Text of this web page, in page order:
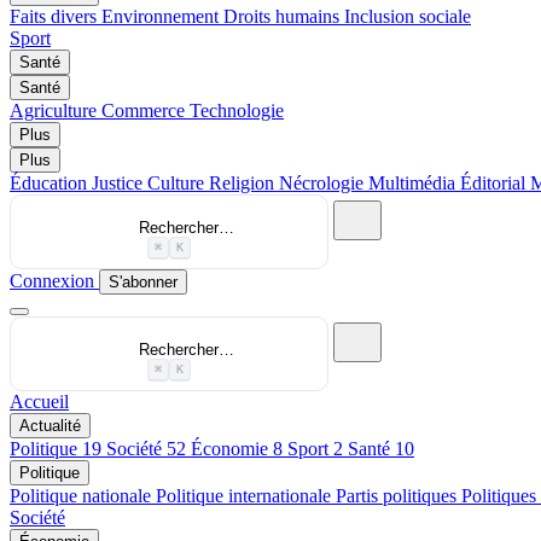
Faits divers Environnement Droits humains Inclusion sociale
Sport
Santé
Santé
Agriculture Commerce Technologie
Plus
Plus
Éducation Justice Culture Religion Nécrologie Multimédia Éditorial
Rechercher…
⌘ K
Connexion S'abonner
Rechercher…
⌘ K
Accueil
Actualité
Politique 19 Société 52 Économie 8 Sport 2 Santé 10
Politique
Politique nationale Politique internationale Partis politiques Politiques
Société